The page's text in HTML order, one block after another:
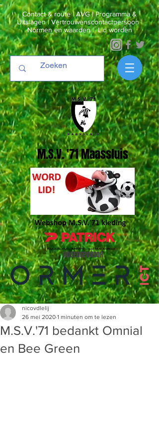
Contact & route|AVG|Programma &
Uitslagen|Vertrouwenscontactpersoon|
Normen en waarden|Lid worden
M.S.V. '71 Maassluis
HOOFDSPONSOR
M.S.V.'71 bedankt Omnial
en Bee Green
nicovdlelij
26 mei 2020 1 minuten om te lezen